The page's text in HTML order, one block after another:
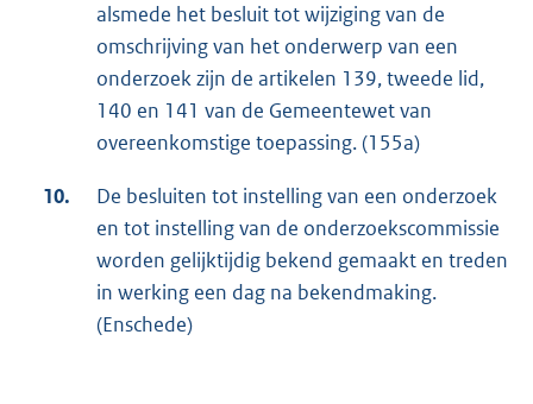
alsmede het besluit tot wijziging van de
omschrijving van het onderwerp van een
onderzoek zijn de artikelen 139, tweede lid,
140 en 141 van de Gemeentewet van
overeenkomstige toepassing. (155a)
10.
De besluiten tot instelling van een onderzoek
en tot instelling van de onderzoekscommissie
worden gelijktijdig bekend gemaakt en treden
in werking een dag na bekendmaking.
(Enschede)